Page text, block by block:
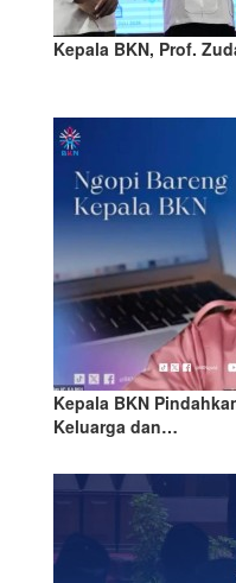
Kepala BKN, Prof.
Kepala BKN
Keluarga dan…